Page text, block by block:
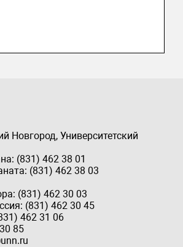
Новгород, Университетский
(831) 462 38 01
(831) 462 38 03
(831) 462 30 03
(831) 462 30 45
462 31 06
85